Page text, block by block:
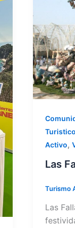
Activo,
Las
Turismo
Las